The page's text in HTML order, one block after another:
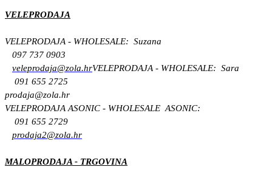
VELEPRODAJA
VELEPRODAJA - WHOLESALE: Suzana
097 737 0903
veleprodaja@zola.hrVELEPRODAJA - WHOLESALE: Sara
091 655 2725
prodaja@zola.hr
VELEPRODAJA ASONIC - WHOLESALE ASONIC:
091 655 2729
prodaja2@zola.hr
MALOPRODAJA - TRGOVINA